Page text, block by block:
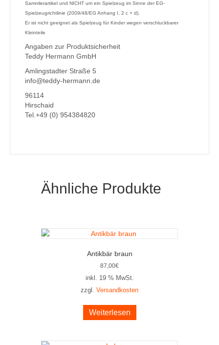
Sammlerartikel und NICHT um ein Spielzeug im Sinne der EG-
Spielzeugrichtlinie (2009/48/EG Anhang I, 2 c + d).
Er ist nicht geeignet als Spielzeug für Kinder wegen verschluckbarer
Kleinteile
Angaben zur Produktsicherheit
Teddy Hermann GmbH
Amlingstadter Straße 5
info@teddy-hermann.de
96114
Hirschaid
Tel.+49 (0) 954384820
Ähnliche Produkte
Antikbär braun
87,00€
inkl. 19 % MwSt.
zzgl. Versandkosten
Weiterlesen